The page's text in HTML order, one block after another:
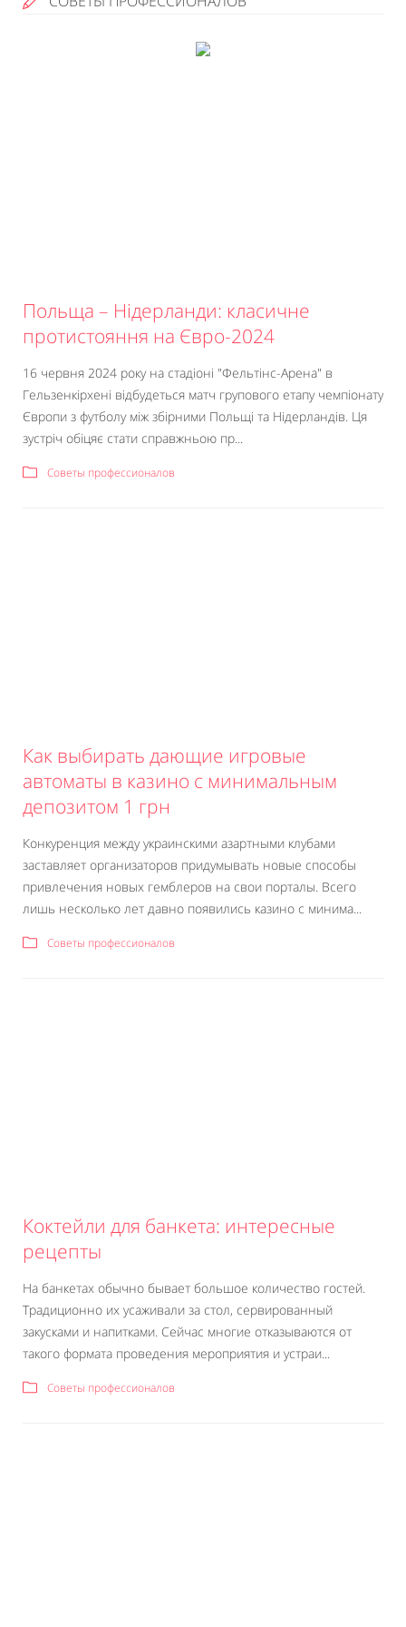
Польща – Нідерланди: класичне
протистояння на Євро-2024
16 червня 2024 року на стадіоні "Фельтінс-Арена" в
Гельзенкірхені відбудеться матч групового етапу чемпіонату
Європи з футболу між збірними Польщі та Нідерландів. Ця
зустріч обіцяє стати справжньою пр...
Советы профессионалов
Как выбирать дающие игровые
автоматы в казино с минимальным
депозитом 1 грн
Конкуренция между украинскими азартными клубами
заставляет организаторов придумывать новые способы
привлечения новых гемблеров на свои порталы. Всего
лишь несколько лет давно появились казино с минима...
Советы профессионалов
Коктейли для банкета: интересные
рецепты
На банкетах обычно бывает большое количество гостей.
Традиционно их усаживали за стол, сервированный
закусками и напитками. Сейчас многие отказываются от
такого формата проведения мероприятия и устраи...
Советы профессионалов